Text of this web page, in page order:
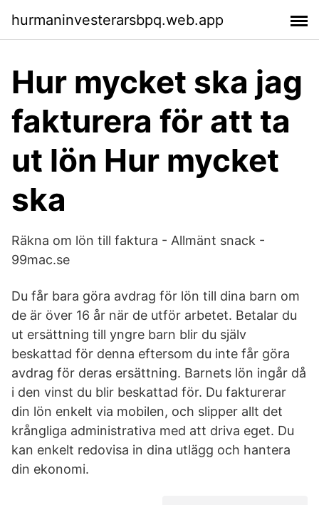
hurmaninvesterarsbpq.web.app
Hur mycket ska jag
fakturera för att ta
ut lön Hur mycket
ska
Räkna om lön till faktura - Allmänt snack -
99mac.se
Du får bara göra avdrag för lön till dina barn om
de är över 16 år när de utför arbetet. Betalar du
ut ersättning till yngre barn blir du själv
beskattad för denna eftersom du inte får göra
avdrag för deras ersättning. Barnets lön ingår då
i den vinst du blir beskattad för. Du fakturerar
din lön enkelt via mobilen, och slipper allt det
krångliga administrativa med att driva eget. Du
kan enkelt redovisa in dina utlägg och hantera
din ekonomi.